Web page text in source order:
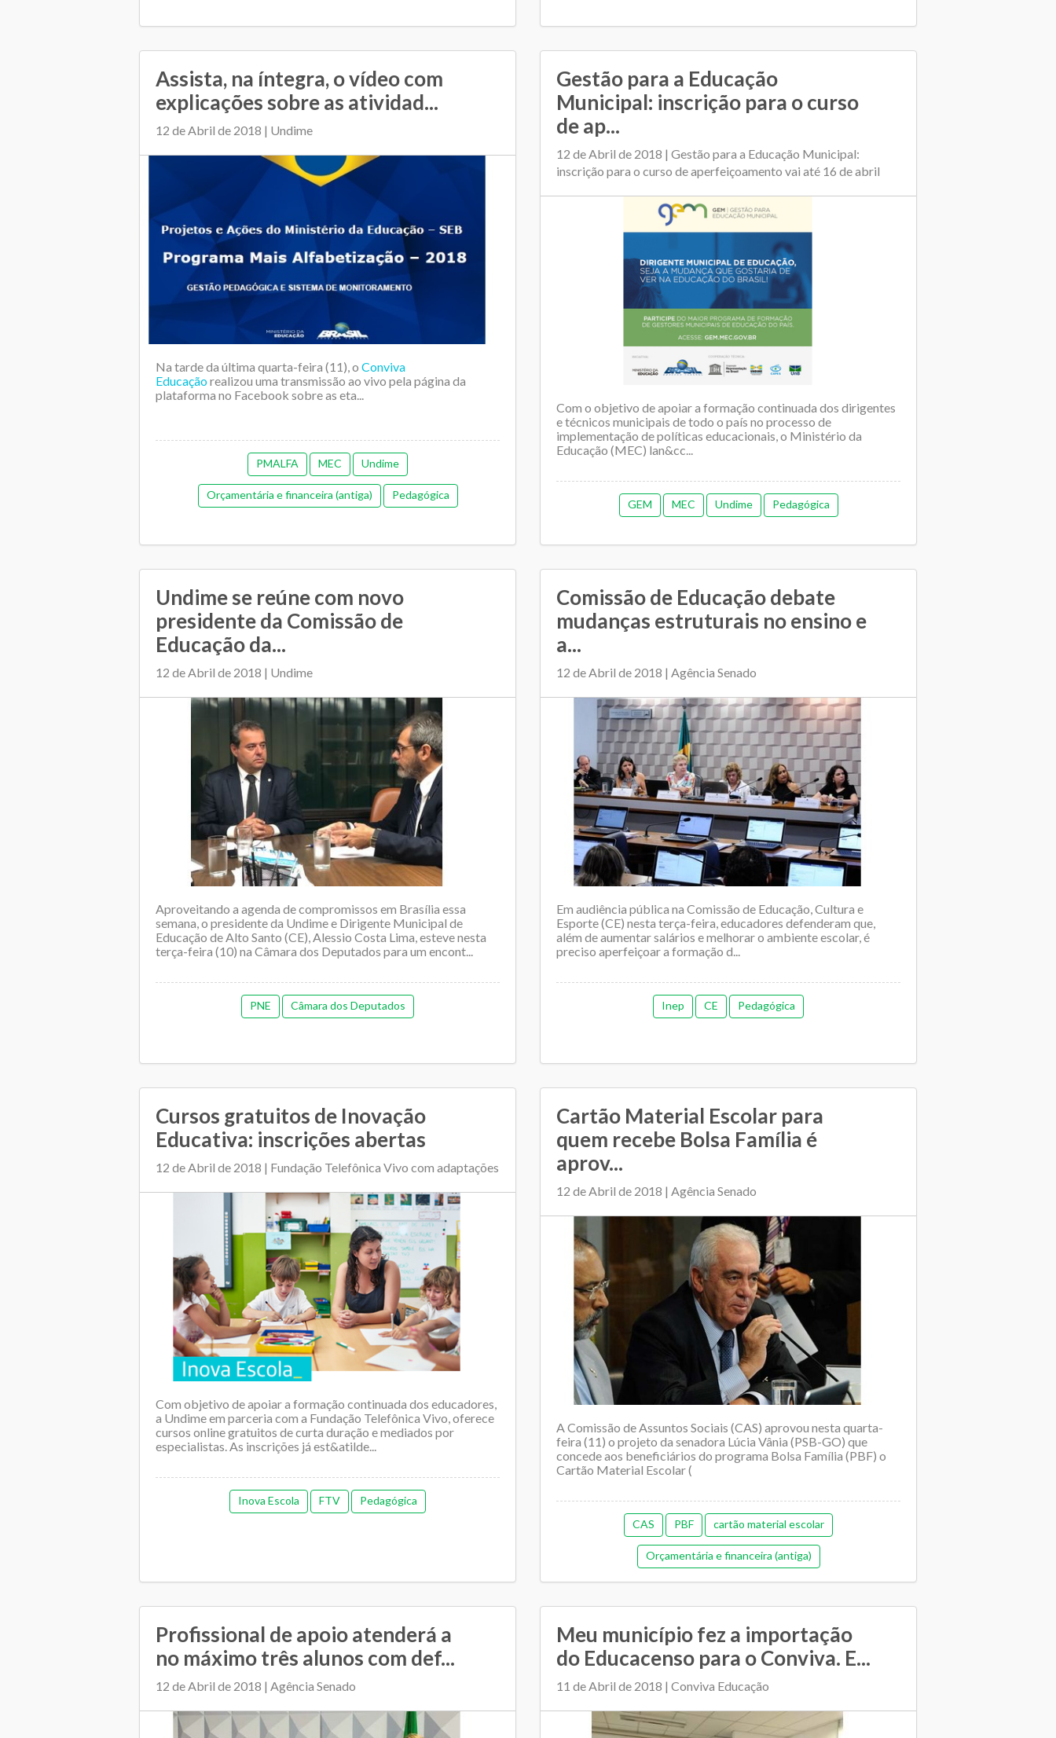
Assista, na íntegra, o vídeo com
explicações sobre as atividad...
12 de Abril de 2018 | Undime
Na tarde da última quarta-feira (11), o Conviva
Educaçãorealizou uma transmissão ao vivo pela página da
plataforma no Facebook sobre as eta...
PMALFA MEC Undime
Orçamentária e financeira (antiga) Pedagógica
Gestão para a Educação
Municipal: inscrição para o curso
de ap...
12 de Abril de 2018 | Gestão para a Educação Municipal:
inscrição para o curso de aperfeiçoamento vai até 16 de abril
Com o objetivo de apoiar a formação continuada dos dirigentes
e técnicos municipais de todo o país no processo de
implementação de políticas educacionais, o Ministério da
Educação (MEC) lan&cc...
GEM MEC Undime Pedagógica
Undime se reúne com novo
presidente da Comissão de
Educação da...
12 de Abril de 2018 | Undime
Aproveitando a agenda de compromissos em Brasília essa
semana, o presidente da Undime e Dirigente Municipal de
Educação de Alto Santo (CE), Alessio Costa Lima, esteve nesta
terça-feira (10) na Câmara dos Deputados para um encont...
PNE Câmara dos Deputados
Comissão de Educação debate
mudanças estruturais no ensino e
a...
12 de Abril de 2018 | Agência Senado
Em audiência pública na Comissão de Educação, Cultura e
Esporte (CE) nesta terça-feira, educadores defenderam que,
além de aumentar salários e melhorar o ambiente escolar, é
preciso aperfeiçoar a formação d...
Inep CE Pedagógica
Cursos gratuitos de Inovação
Educativa: inscrições abertas
12 de Abril de 2018 | Fundação Telefônica Vivo com adaptações
Com objetivo de apoiar a formação continuada dos educadores,
a Undime em parceria com a Fundação Telefônica Vivo, oferece
cursos online gratuitos de curta duração e mediados por
especialistas. As inscrições já est&atilde...
Inova Escola FTV Pedagógica
Cartão Material Escolar para
quem recebe Bolsa Família é
aprov...
12 de Abril de 2018 | Agência Senado
A Comissão de Assuntos Sociais (CAS) aprovou nesta quarta-
feira (11) o projeto da senadora Lúcia Vânia (PSB-GO) que
concede aos beneficiários do programa Bolsa Família (PBF) o
Cartão Material Escolar (
CAS PBF cartão material escolar
Orçamentária e financeira (antiga)
Profissional de apoio atenderá a
no máximo três alunos com def...
12 de Abril de 2018 | Agência Senado
Meu município fez a importação
do Educacenso para o Conviva. E...
11 de Abril de 2018 | Conviva Educação